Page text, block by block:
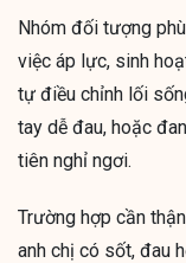
Nhóm đối tượng
việc áp lực, sinh
tự điều chỉnh lối
tay dễ đau, hoặc
tiên nghỉ ngơi.
Trường hợp cần
anh chị có sốt, đau